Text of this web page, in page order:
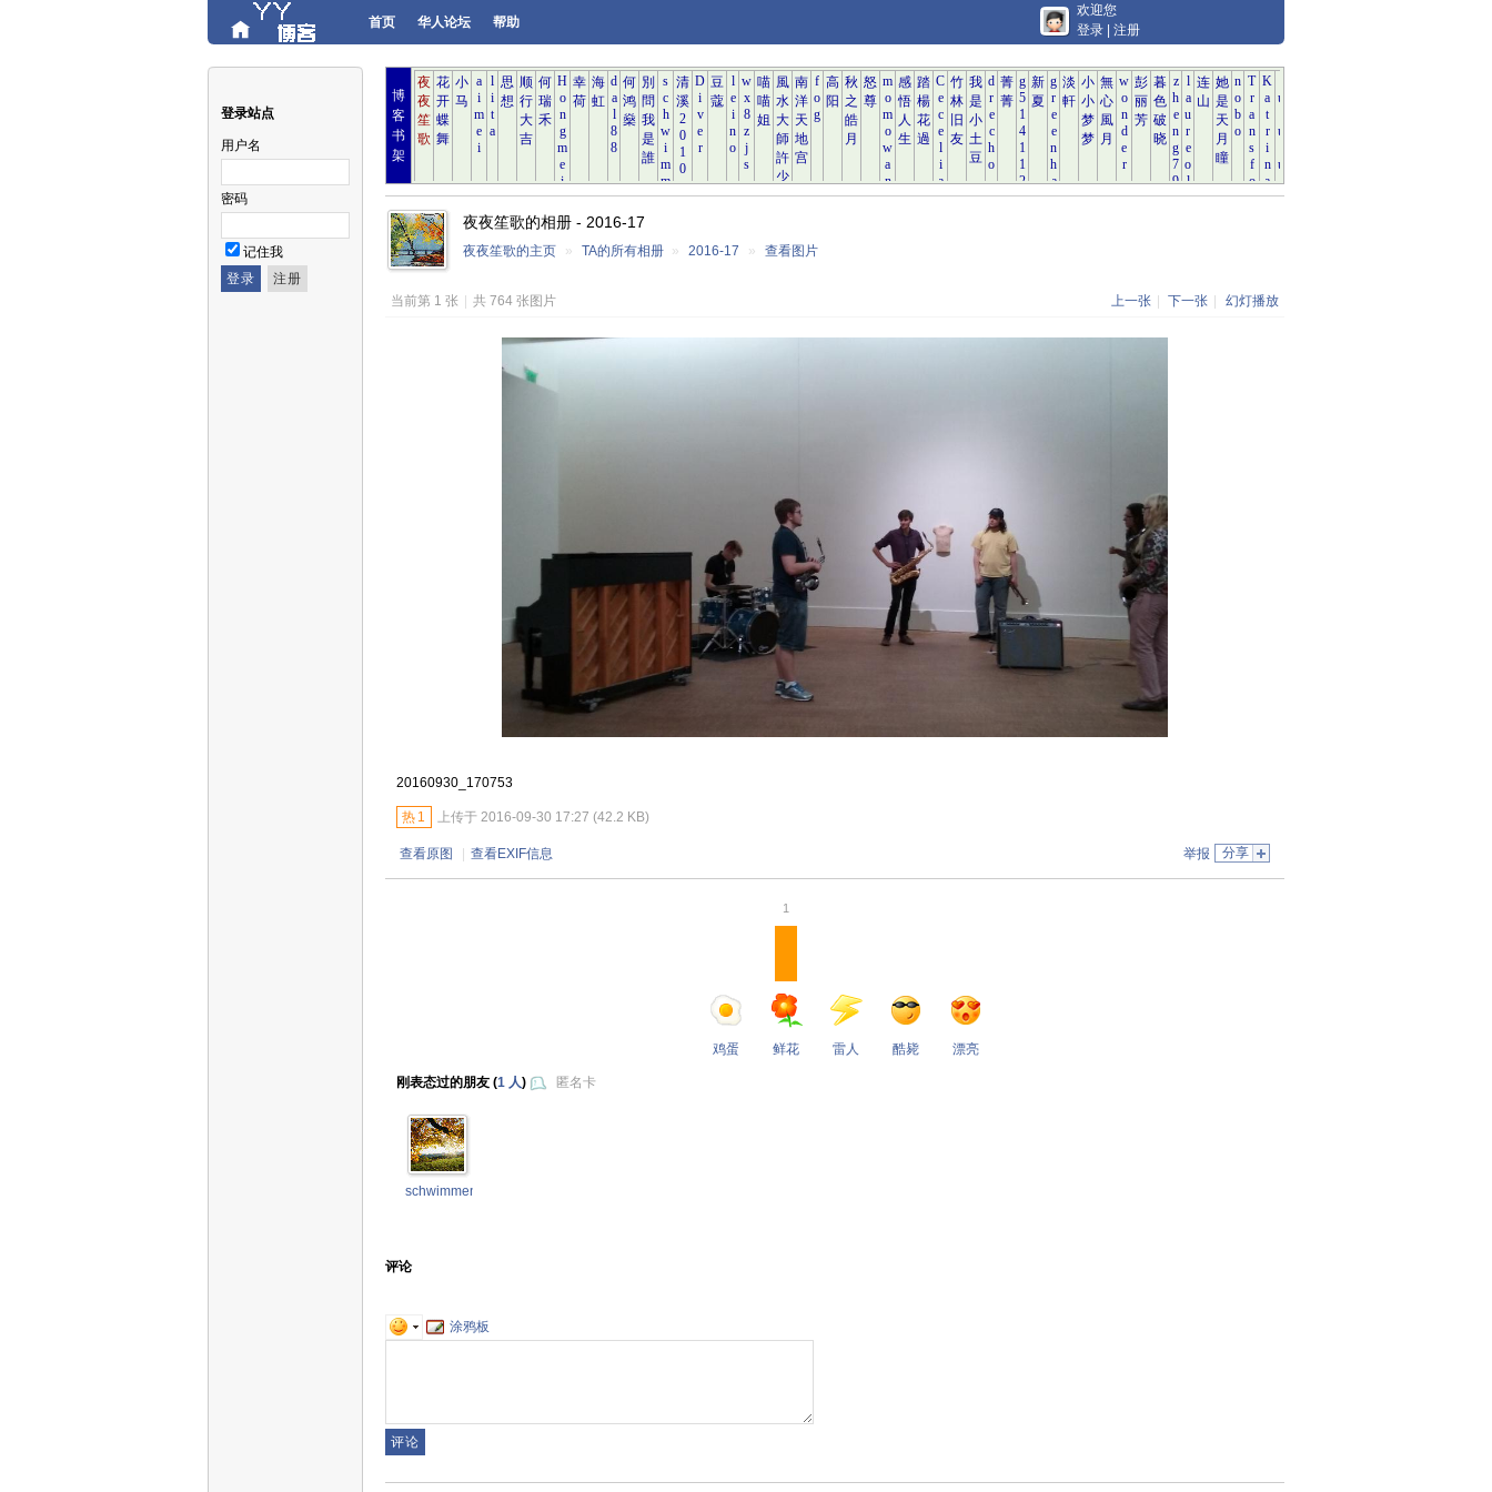
首页 华人论坛 帮助
欢迎您
登录
注册
登录站点
用户名
密码
记住我
博
客
书
架
夜夜笙歌的相册 - 2016-17
夜夜笙歌的主页 » TA的所有相册 » 2016-17 » 查看图片
上一张 下一张 幻灯播放
当前第 1 张 共 764 张图片
20160930_170753
热 1 上传于 2016-09-30 17:27 (42.2 KB)
查看原图 查看EXIF信息 分享
举报
鸡蛋
1
鲜花 雷人 酷毙 漂亮
刚表态过的朋友 (1 人) 匿名卡
schwimmengool
评论
涂鸦板